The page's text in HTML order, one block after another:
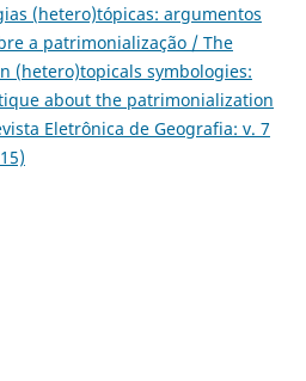
(hetero)tópicas: argumentos
a patrimonialização / The
(hetero)topicals symbologies:
about the patrimonialization
Eletrônica de Geografia: v. 7